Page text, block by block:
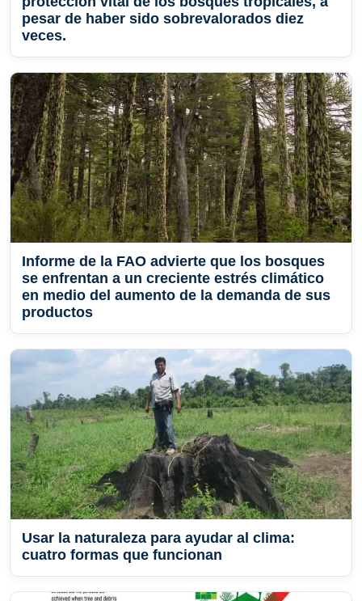
pesar de haber sido sobrevalorados diez
veces.
Informe de la FAO advierte que los bosques
se enfrentan a un creciente estrés climático
en medio del aumento de la demanda de sus
productos
Usar la naturaleza para ayudar al clima:
cuatro formas que funcionan